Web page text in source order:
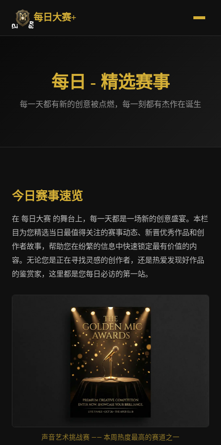
每日大赛+
每日 - 精选赛事
每一天都有新的创意被点燃，每一刻都有杰作在诞生
今日赛事速览
在 每日大赛 的舞台上，每一天都是一场新的创意盛宴。本栏
目为您精选当日最值得关注的赛事动态、新晋优秀作品和创
作者故事，帮助您在纷繁的信息中快速锁定最有价值的内
容。无论您是正在寻找灵感的创作者，还是热爱发现好作品
的鉴赏家，这里都是您每日必访的第一站。
声音艺术挑战赛 —— 本周热度最高的赛道之一